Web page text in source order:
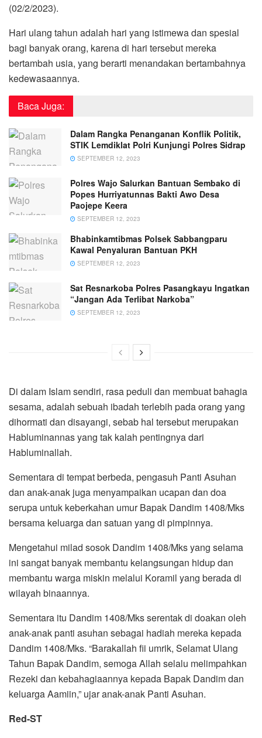
(02/2/2023).
Hari ulang tahun adalah hari yang istimewa dan spesial
bagi banyak orang, karena di hari tersebut mereka
bertambah usia, yang berarti menandakan bertambahnya
kedewasaannya.
Baca Juga:
Dalam Rangka Penanganan Konflik Politik,
STIK Lemdiklat Polri Kunjungi Polres Sidrap
SEPTEMBER 12, 2023
Polres Wajo Salurkan Bantuan Sembako di
Popes Hurriyatunnas Bakti Awo Desa
Paojepe Keera
SEPTEMBER 12, 2023
Bhabinkamtibmas Polsek Sabbangparu
Kawal Penyaluran Bantuan PKH
SEPTEMBER 12, 2023
Sat Resnarkoba Polres Pasangkayu Ingatkan
“Jangan Ada Terlibat Narkoba”
SEPTEMBER 12, 2023
Di dalam Islam sendiri, rasa peduli dan membuat bahagia
sesama, adalah sebuah ibadah terlebih pada orang yang
dihormati dan disayangi, sebab hal tersebut merupakan
Habluminannas yang tak kalah pentingnya dari
Habluminallah.
Sementara di tempat berbeda, pengasuh Panti Asuhan
dan anak-anak juga menyampaikan ucapan dan doa
serupa untuk keberkahan umur Bapak Dandim 1408/Mks
bersama keluarga dan satuan yang di pimpinnya.
Mengetahui milad sosok Dandim 1408/Mks yang selama
ini sangat banyak membantu kelangsungan hidup dan
membantu warga miskin melalui Koramil yang berada di
wilayah binaannya.
Sementara itu Dandim 1408/Mks serentak di doakan oleh
anak-anak panti asuhan sebagai hadiah mereka kepada
Dandim 1408/Mks. “Barakallah fii umrik, Selamat Ulang
Tahun Bapak Dandim, semoga Allah selalu melimpahkan
Rezeki dan kebahagiaannya kepada Bapak Dandim dan
keluarga Aamiin,” ujar anak-anak Panti Asuhan.
Red-ST